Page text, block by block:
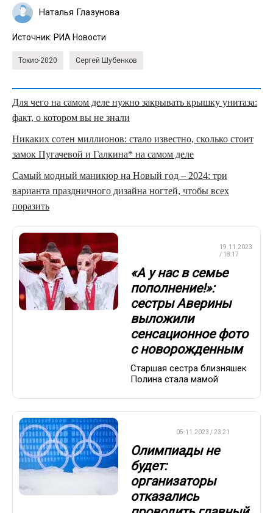
Наталья Глазунова
Источник: РИА Новости
Токио-2020 Сергей Шубенков
Для чего на самом деле нужно закрывать крышку унитаза:
факт, о котором вы не знали
Никаких сотен миллионов: стало известно, сколько стоит
замок Пугачевой и Галкина* на самом деле
Самый модный маникюр на Новый год – 2024: три
варианта праздничного дизайна ногтей, чтобы всех
поразить
19.11.2023
/ 18:17
«А у нас в семье
пополнение!»:
сестры Аверины
выложили
сенсационное фото
с новорожденным
Старшая сестра близняшек
Полина стала мамой
05.11.2023 / 23:21
Олимпиады не
будет:
организаторы
отказались